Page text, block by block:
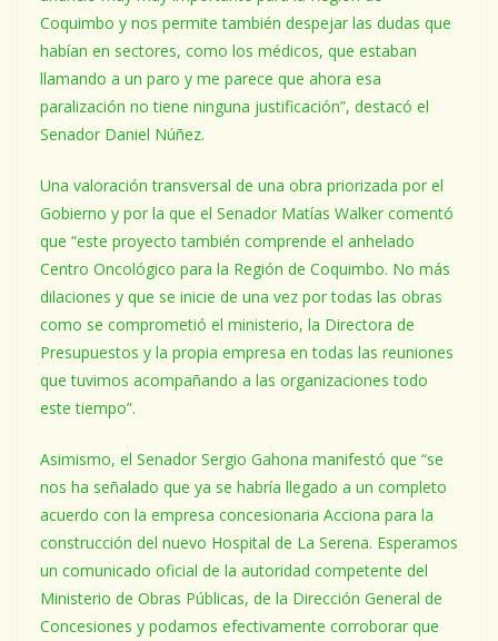
Coquimbo y nos permite también despejar las dudas que
habían en sectores, como los médicos, que estaban
llamando a un paro y me parece que ahora esa
paralización no tiene ninguna justificación”, destacó el
Senador Daniel Núñez.
Una valoración transversal de una obra priorizada por el
Gobierno y por la que el Senador Matías Walker comentó
que “este proyecto también comprende el anhelado
Centro Oncológico para la Región de Coquimbo. No más
dilaciones y que se inicie de una vez por todas las obras
como se comprometió el ministerio, la Directora de
Presupuestos y la propia empresa en todas las reuniones
que tuvimos acompañando a las organizaciones todo
este tiempo”.
Asimismo, el Senador Sergio Gahona manifestó que “se
nos ha señalado que ya se habría llegado a un completo
acuerdo con la empresa concesionaria Acciona para la
construcción del nuevo Hospital de La Serena. Esperamos
un comunicado oficial de la autoridad competente del
Ministerio de Obras Públicas, de la Dirección General de
Concesiones y podamos efectivamente corroborar que